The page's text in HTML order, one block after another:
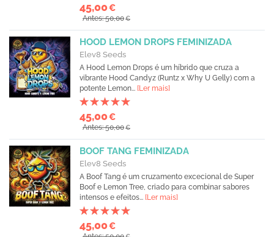
45,00€
Antes: 50,00€
HOOD LEMON DROPS FEMINIZADA
Elev8 Seeds
A Hood Lemon Drops é um híbrido que cruza a
vibrante Hood Candyz (Runtz x Why U Gelly) com a
potente Lemon... [Ler mais]
45,00€
Antes: 50,00€
BOOF TANG FEMINIZADA
Elev8 Seeds
A Boof Tang é um cruzamento excecional de Super
Boof e Lemon Tree, criado para combinar sabores
intensos e efeitos... [Ler mais]
45,00€